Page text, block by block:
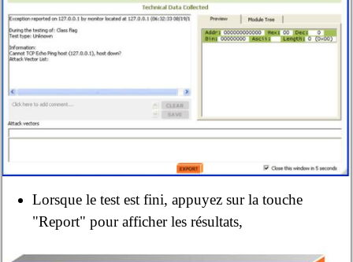
Lorsque le test est fini, appuyez sur la touche
"Report" pour afficher les résultats,